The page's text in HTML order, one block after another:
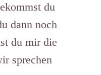
du
dann noch
du mir die
sprechen